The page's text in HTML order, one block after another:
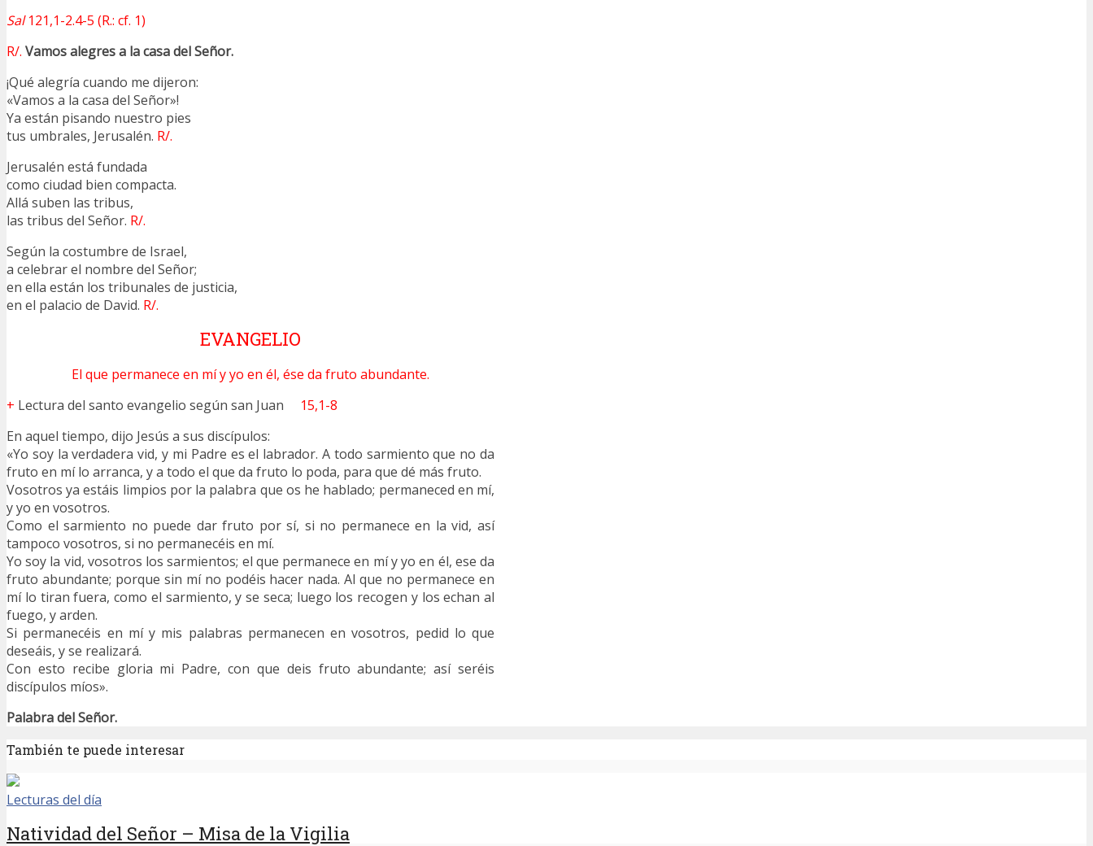
Sal121,1-2.4-5 (R.: cf. 1)
R/. Vamos alegres a la casa del Señor.
¡Qué alegría cuando me dijeron:
«Vamos a la casa del Señor»!
Ya están pisando nuestro pies
tus umbrales, Jerusalén. R/.
Jerusalén está fundada
como ciudad bien compacta.
Allá suben las tribus,
las tribus del Señor. R/.
Según la costumbre de Israel,
a celebrar el nombre del Señor;
en ella están los tribunales de justicia,
en el palacio de David. R/.
EVANGELIO
El que permanece en mí y yo en él, ése da fruto abundante.
+ Lectura del santo evangelio según san Juan 15,1-8
En aquel tiempo, dijo Jesús a sus discípulos:
«Yo soy la verdadera vid, y mi Padre es el labrador. A todo sarmiento que no da
fruto en mí lo arranca, y a todo el que da fruto lo poda, para que dé más fruto.
Vosotros ya estáis limpios por la palabra que os he hablado; permaneced en mí,
y yo en vosotros.
Como el sarmiento no puede dar fruto por sí, si no permanece en la vid, así
tampoco vosotros, si no permanecéis en mí.
Yo soy la vid, vosotros los sarmientos; el que permanece en mí y yo en él, ese da
fruto abundante; porque sin mí no podéis hacer nada. Al que no permanece en
mí lo tiran fuera, como el sarmiento, y se seca; luego los recogen y los echan al
fuego, y arden.
Si permanecéis en mí y mis palabras permanecen en vosotros, pedid lo que
deseáis, y se realizará.
Con esto recibe gloria mi Padre, con que deis fruto abundante; así seréis
discípulos míos».
Palabra del Señor.
También te puede interesar
Lecturas del día
Natividad del Señor – Misa de la Vigilia